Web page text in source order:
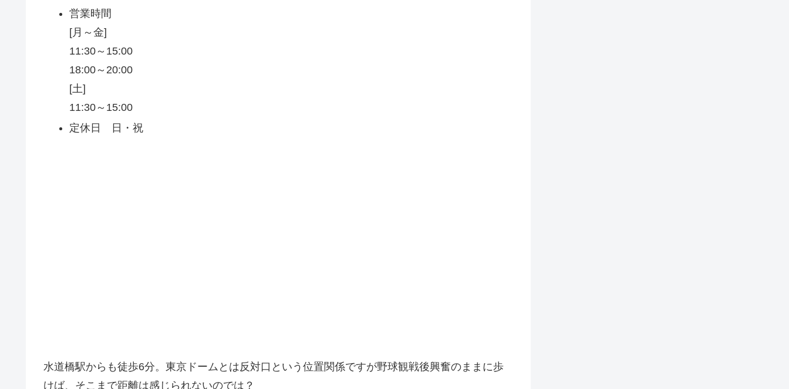
営業時間
[月～金]
11:30～15:00
18:00～20:00
[土]
11:30～15:00
定休日 日・祝
水道橋駅からも徒歩6分。東京ドームとは反対口という位置関係ですが野球観戦後興奮のままに歩
けば、そこまで距離は感じられないのでは？